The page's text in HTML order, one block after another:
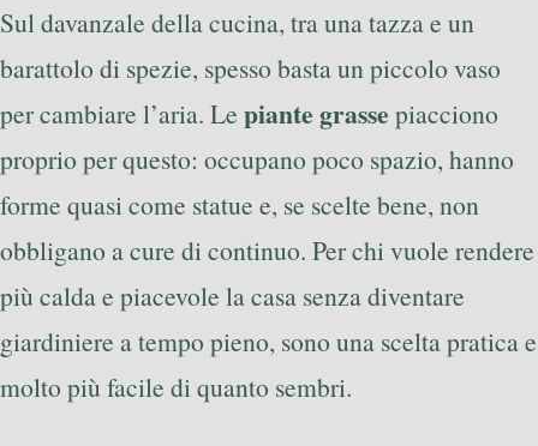
Sul davanzale della cucina, tra una tazza e un
barattolo di spezie, spesso basta un piccolo vaso
per cambiare l’aria. Le piante grasse piacciono
proprio per questo: occupano poco spazio, hanno
forme quasi come statue e, se scelte bene, non
obbligano a cure di continuo. Per chi vuole rendere
più calda e piacevole la casa senza diventare
giardiniere a tempo pieno, sono una scelta pratica e
molto più facile di quanto sembri.